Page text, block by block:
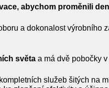
abychom proměnili
a dokonalost výrobního
světa a má dvě pobočky
služeb šitých na